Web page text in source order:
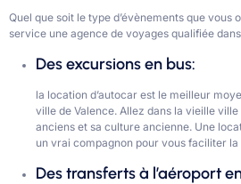
Quel que soit le type d’évènements que vous
service une agence de voyages qualifiée
Des excursions en bus:
la location d’autocar est le meilleur
ville de Valence. Allez dans la vieille
anciens et sa culture ancienne. Une
un vrai compagnon pour vous faciliter la
Des transferts à l’aéroport